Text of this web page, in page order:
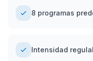
8 programas
Intensidad